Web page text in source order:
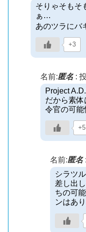
そりゃそもそ
ぁ…
あのツラにバ
+3
名前:匿名:
Project
だから素
令官の可能
+5
名前:匿名:
シラツ
差し出
ちの可
ンはあ